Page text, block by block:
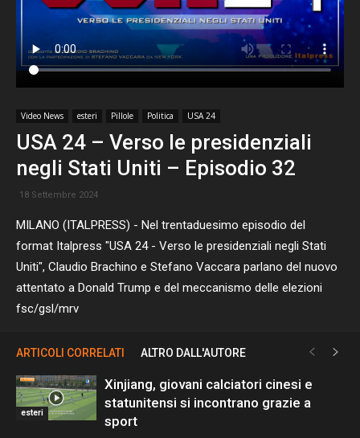
Video News esteri Pillole Politica USA 24
USA 24 – Verso le presidenziali
negli Stati Uniti – Episodio 32
18 Settembre 2024
MILANO (ITALPRESS) - Nel trentaduesimo episodio del
format Italpress "USA 24 - Verso le presidenziali negli Stati
Uniti", Claudio Brachino e Stefano Vaccara parlano del nuovo
attentato a Donald Trump e del meccanismo delle elezioni
fsc/gsl/mrv
ARTICOLI CORRELATI ALTRO DALL'AUTORE
esteri
Xinjiang, giovani calciatori cinesi e
statunitensi si incontrano grazie a
sport